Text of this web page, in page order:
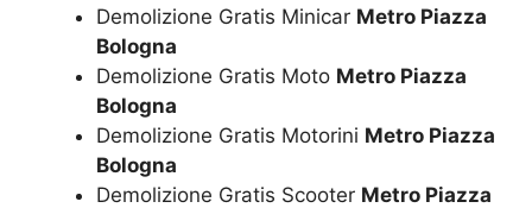
Demolizione Gratis Minicar Metro Piazza
Bologna
Demolizione Gratis Moto Metro Piazza
Bologna
Demolizione Gratis Motorini Metro Piazza
Bologna
Demolizione Gratis Scooter Metro Piazza